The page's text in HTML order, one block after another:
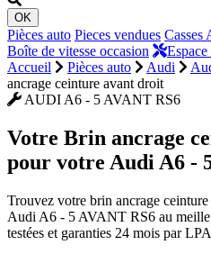
OK
Pièces auto Pieces vendues Casses
Boîte de vitesse occasion
Espace
Accueil
Pièces auto Audi
ancrage ceinture avant droit
AUDI A6 - 5 AVANT RS6
Votre Brin ancrage
pour votre Audi A6 -
Trouvez votre brin ancrage
Audi A6 - 5 AVANT RS6 au
testées et garanties 24 mois par